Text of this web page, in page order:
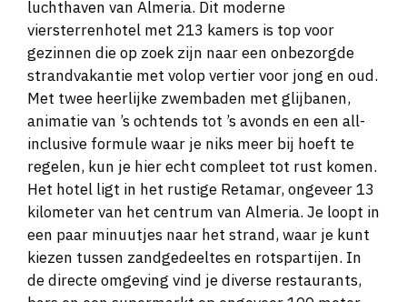
luchthaven van Almeria. Dit moderne
viersterrenhotel met 213 kamers is top voor
gezinnen die op zoek zijn naar een onbezorgde
strandvakantie met volop vertier voor jong en oud.
Met twee heerlijke zwembaden met glijbanen,
animatie van ’s ochtends tot ’s avonds en een all-
inclusive formule waar je niks meer bij hoeft te
regelen, kun je hier echt compleet tot rust komen.
Het hotel ligt in het rustige Retamar, ongeveer 13
kilometer van het centrum van Almeria. Je loopt in
een paar minuutjes naar het strand, waar je kunt
kiezen tussen zandgedeeltes en rotspartijen. In
de directe omgeving vind je diverse restaurants,